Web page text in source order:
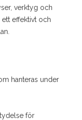
verktyg och
effektivt och
hanteras under
för